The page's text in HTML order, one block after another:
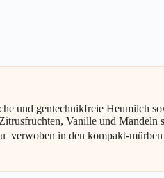
und gentechnikfreie Heumilch
Vanille und Mandeln
verwoben in den kompakt-